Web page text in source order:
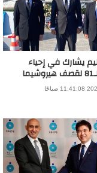
يشارك في إحياء
صباحًا